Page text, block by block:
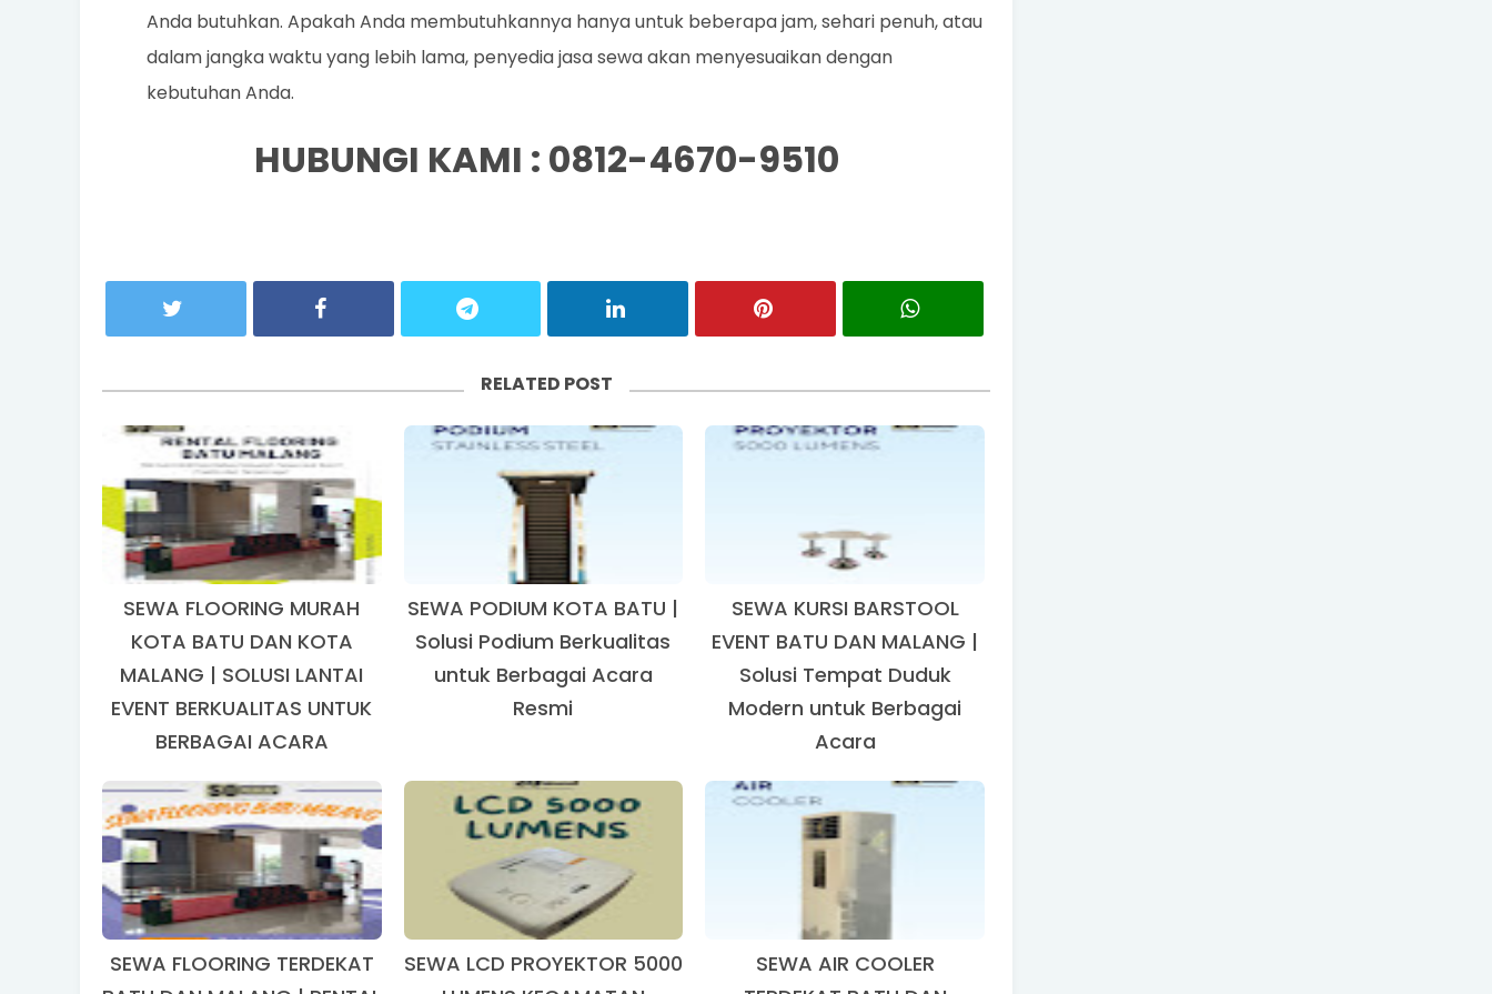
Anda butuhkan. Apakah Anda membutuhkannya hanya untuk beberapa jam, sehari penuh, atau
dalam jangka waktu yang lebih lama, penyedia jasa sewa akan menyesuaikan dengan
kebutuhan Anda.
HUBUNGI KAMI : 0812-4670-9510
RELATED POST
SEWA FLOORING MURAH
KOTA BATU DAN KOTA
MALANG | SOLUSI LANTAI
EVENT BERKUALITAS UNTUK
BERBAGAI ACARA
SEWA PODIUM KOTA BATU |
Solusi Podium Berkualitas
untuk Berbagai Acara
Resmi
SEWA KURSI BARSTOOL
EVENT BATU DAN MALANG |
Solusi Tempat Duduk
Modern untuk Berbagai
Acara
SEWA FLOORING TERDEKAT
SEWA LCD PROYEKTOR 5000
SEWA AIR COOLER